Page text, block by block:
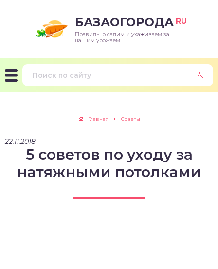
БАЗАОГОРОДА RU
Правильно садим и ухаживаем за
нашим урожаем.
Главная Советы
22.11.2018
5 советов по уходу за
натяжными потолками